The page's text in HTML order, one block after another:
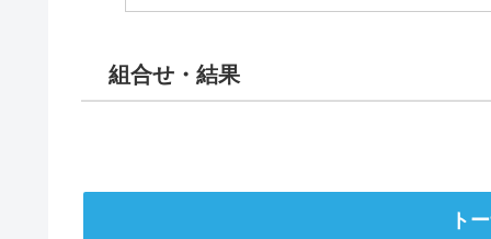
組合せ・結果
ト